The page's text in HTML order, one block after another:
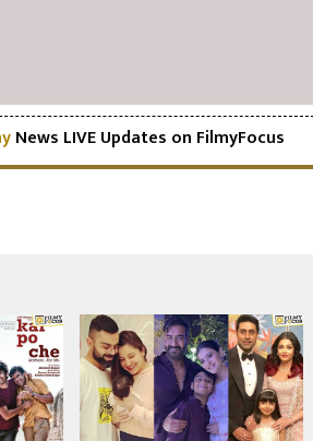
News LIVE Updates on FilmyFocus